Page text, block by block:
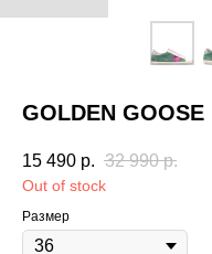
GOLDEN GOOSE
15 490 р. 32 990 р.
Out of stock
Размер